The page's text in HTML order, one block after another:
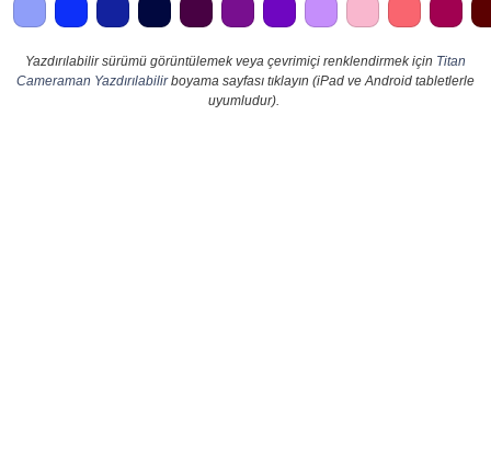
Yazdırılabilir sürümü görüntülemek veya çevrimiçi renklendirmek için Titan
Cameraman Yazdırılabilirboyama sayfası tıklayın (iPad ve Android tabletlerle
uyumludur).